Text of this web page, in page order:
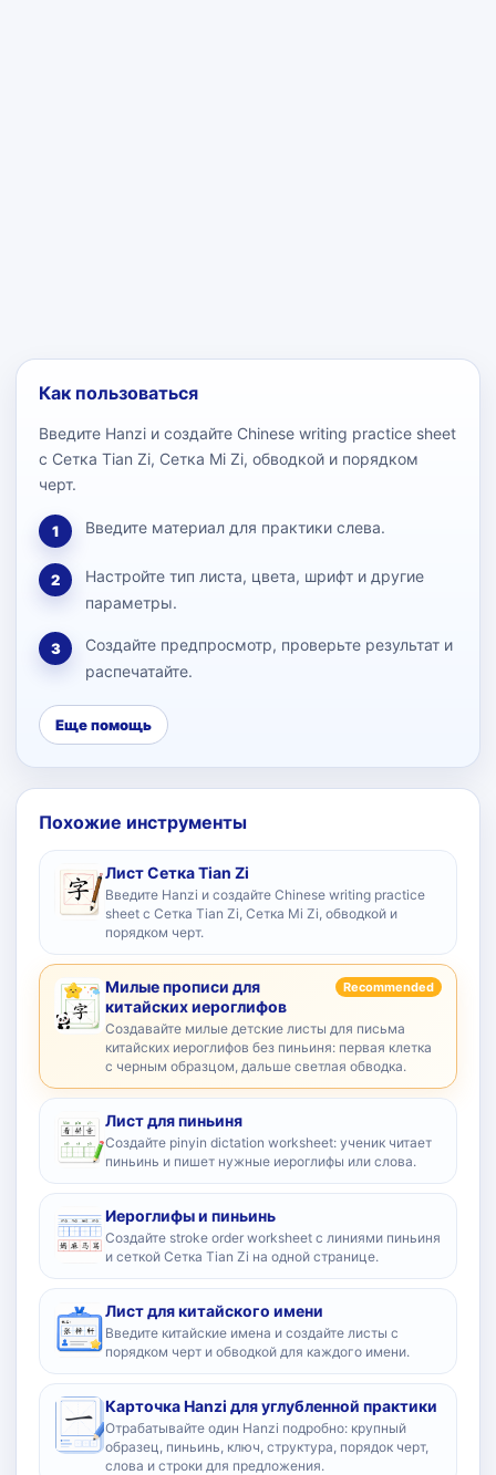
Как пользоваться
Введите Hanzi и создайте Chinese writing practice sheet
с Сетка Tian Zi, Сетка Mi Zi, обводкой и порядком
черт.
1 Введите материал для практики слева.
2
Настройте тип листа, цвета, шрифт и другие
параметры.
3
Создайте предпросмотр, проверьте результат и
распечатайте.
Еще помощь
Похожие инструменты
Лист Сетка Tian Zi
Введите Hanzi и создайте Chinese writing practice
sheet с Сетка Tian Zi, Сетка Mi Zi, обводкой и
порядком черт.
Милые прописи для
китайских иероглифов
Recommended
Создавайте милые детские листы для письма
китайских иероглифов без пиньиня: первая клетка
с черным образцом, дальше светлая обводка.
Лист для пиньиня
Создайте pinyin dictation worksheet: ученик читает
пиньинь и пишет нужные иероглифы или слова.
Иероглифы и пиньинь
Создайте stroke order worksheet с линиями пиньиня
и сеткой Сетка Tian Zi на одной странице.
Лист для китайского имени
Введите китайские имена и создайте листы с
порядком черт и обводкой для каждого имени.
Карточка Hanzi для углубленной практики
Отрабатывайте один Hanzi подробно: крупный
образец, пиньинь, ключ, структура, порядок черт,
слова и строки для предложения.